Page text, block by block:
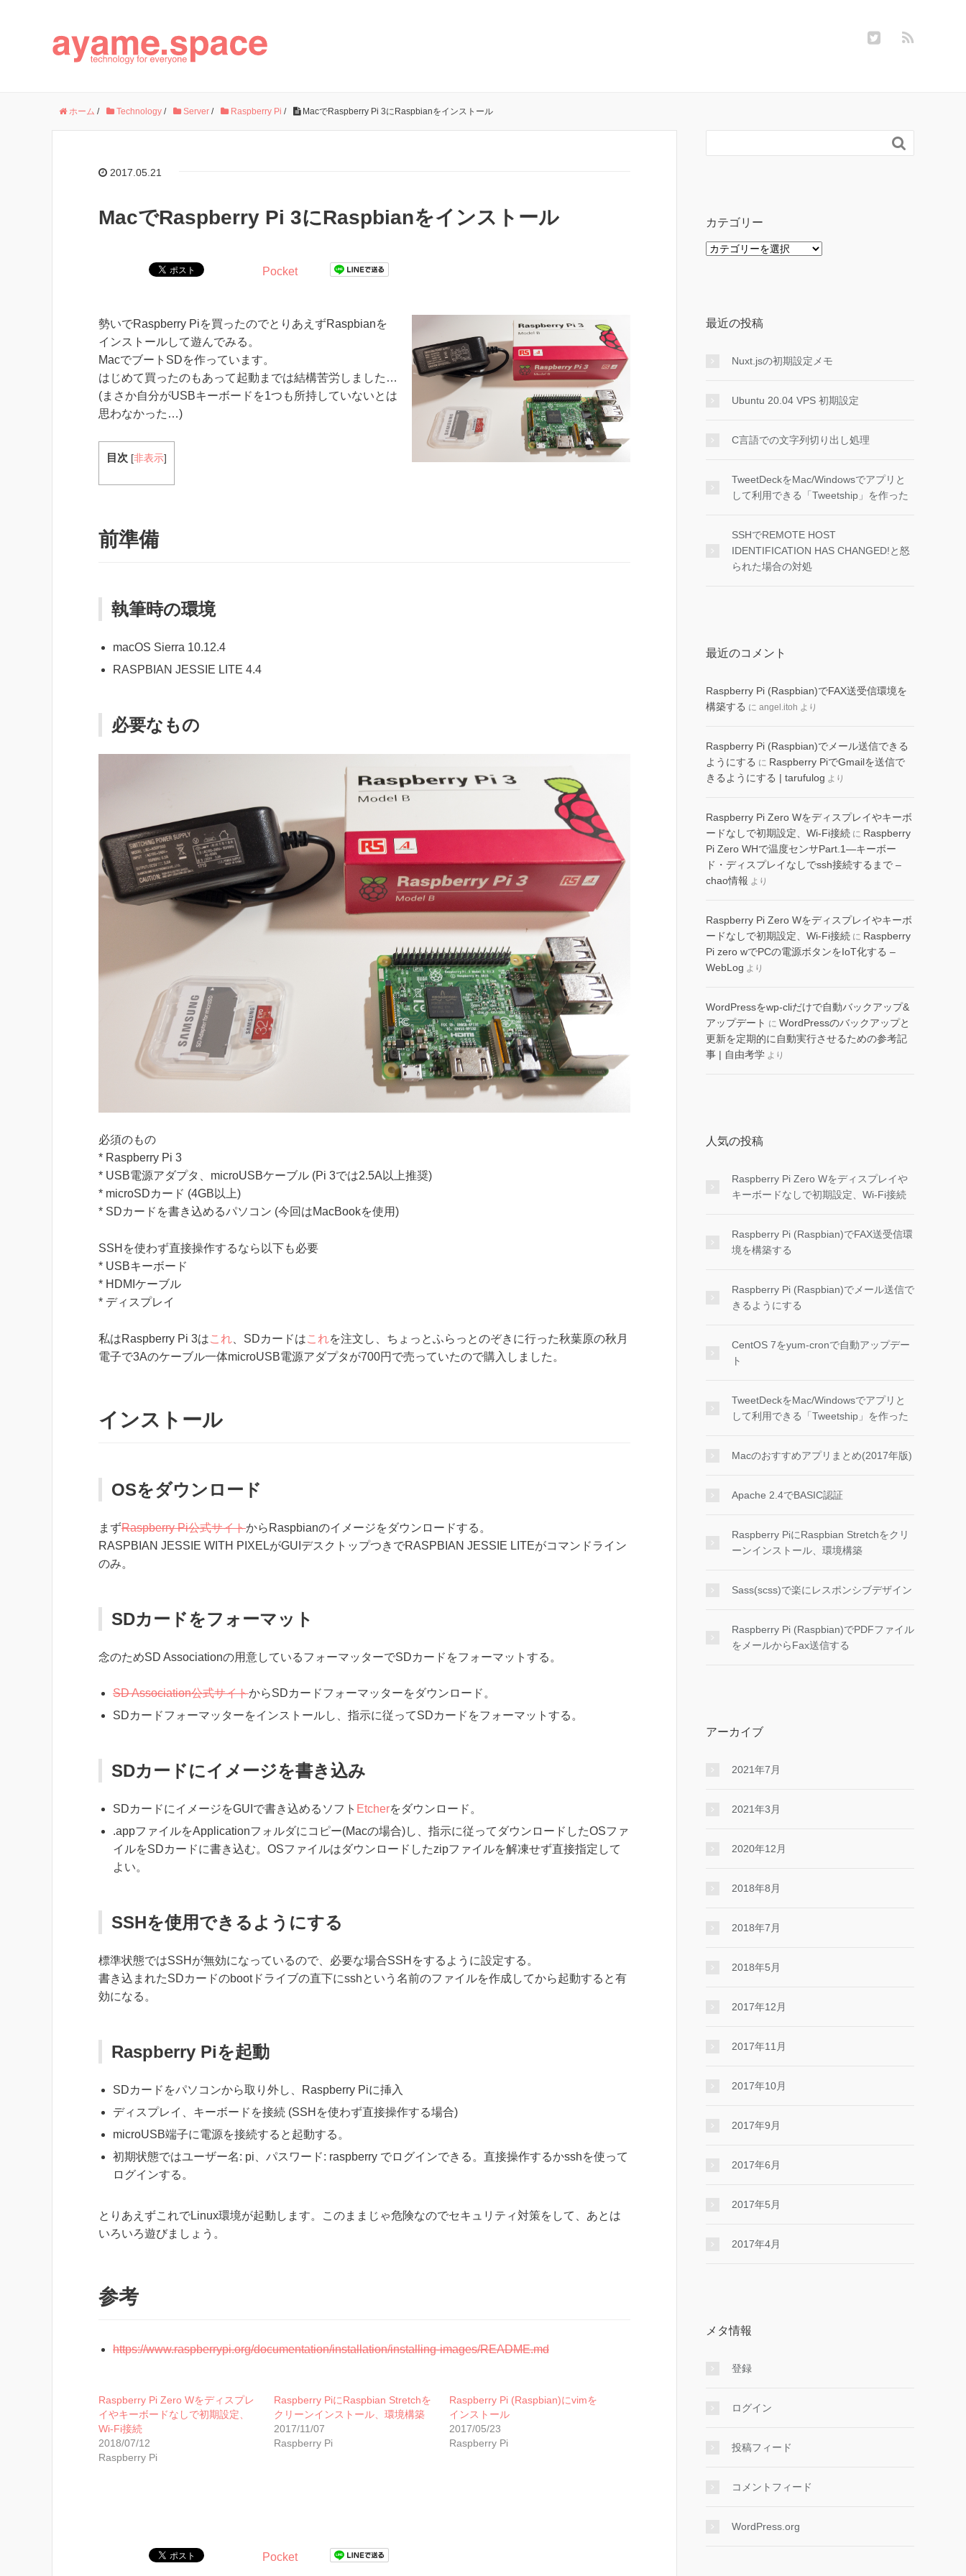
ホーム / Technology / Server / Raspberry Pi / MacでRaspberry Pi 3にRaspbianをインストール
2017.05.21
MacでRaspberry Pi 3にRaspbianをインストール
Pocket
勢いでRaspberry Piを買ったのでとりあえずRaspbianを
インストールして遊んでみる。
MacでブートSDを作っています。
はじめて買ったのもあって起動までは結構苦労しました…
(まさか自分がUSBキーボードを1つも所持していないとは
思わなかった…)
目次 [非表示]
前準備
執筆時の環境
macOS Sierra 10.12.4
RASPBIAN JESSIE LITE 4.4
必要なもの
必須のもの
* Raspberry Pi 3
* USB電源アダプタ、microUSBケーブル (Pi 3では2.5A以上推奨)
* microSDカード (4GB以上)
* SDカードを書き込めるパソコン (今回はMacBookを使用)
SSHを使わず直接操作するなら以下も必要
* USBキーボード
* HDMIケーブル
* ディスプレイ
私はRaspberry Pi 3はこれ 、SDカードはこれを注文し、ちょっとふらっとのぞきに行った秋葉原の秋月
電子で3Aのケーブル一体microUSB電源アダプタが700円で売っていたので購入しました。
インストール
OSをダウンロード
まずRaspberry Pi公式サイトからRaspbianのイメージをダウンロードする。
RASPBIAN JESSIE WITH PIXELがGUIデスクトップつきでRASPBIAN JESSIE LITEがコマンドライン
のみ。
SDカードをフォーマット
念のためSD Associationの用意しているフォーマッターでSDカードをフォーマットする。
SD Association公式サイトからSDカードフォーマッターをダウンロード。
SDカードフォーマッターをインストールし、指示に従ってSDカードをフォーマットする。
SDカードにイメージを書き込み
SDカードにイメージをGUIで書き込めるソフト Etcherをダウンロード。
.appファイルをApplicationフォルダにコピー(Macの場合)し、指示に従ってダウンロードしたOSファ
イルをSDカードに書き込む。OSファイルはダウンロードしたzipファイルを解凍せず直接指定して
よい。
SSHを使用できるようにする
標準状態ではSSHが無効になっているので、必要な場合SSHをするように設定する。
書き込まれたSDカードのbootドライブの直下にsshという名前のファイルを作成してから起動すると有
効になる。
Raspberry Piを起動
SDカードをパソコンから取り外し、Raspberry Piに挿入
ディスプレイ、キーボードを接続 (SSHを使わず直接操作する場合)
microUSB端子に電源を接続すると起動する。
初期状態ではユーザー名: pi、パスワード: raspberry でログインできる。直接操作するかsshを使って
ログインする。
とりあえずこれでLinux環境が起動します。このままじゃ危険なのでセキュリティ対策をして、あとは
いろいろ遊びましょう。
参考
https://www.raspberrypi.org/documentation/installation/installing-images/README.md
Raspberry Pi Zero Wをディスプレ
イやキーボードなしで初期設定、
Wi-Fi接続
2018/07/12
Raspberry Pi
Raspberry PiにRaspbian Stretchを
クリーンインストール、環境構築
2017/11/07
Raspberry Pi
Raspberry Pi (Raspbian)にvimを
インストール
2017/05/23
Raspberry Pi
Pocket

カテゴリー
カ
最近の投稿
Nuxt.jsの初期設定メモ
Ubuntu 20.04 VPS 初期設定
C言語での文字列切り出し処理
TweetDeckをMac/Windowsでアプリと
して利用できる「Tweetship」を作った
SSHでREMOTE HOST
IDENTIFICATION HAS CHANGED!と怒
られた場合の対処
最近のコメント
Raspberry Pi (Raspbian)でFAX送受信環境を
構築する に angel.itoh より
Raspberry Pi (Raspbian)でメール送信できる
ようにする に Raspberry PiでGmailを送信で
きるようにする | tarufulog より
Raspberry Pi Zero Wをディスプレイやキーボ
ードなしで初期設定、Wi-Fi接続 に Raspberry
Pi Zero WHで温度センサPart.1―キーボー
ド・ディスプレイなしでssh接続するまで –
chao情報 より
Raspberry Pi Zero Wをディスプレイやキーボ
ードなしで初期設定、Wi-Fi接続 に Raspberry
Pi zero wでPCの電源ボタンをIoT化する –
WebLog より
WordPressをwp-cliだけで自動バックアップ&
アップデート に WordPressのバックアップと
更新を定期的に自動実行させるための参考記
事 | 自由考学 より
人気の投稿
Raspberry Pi Zero Wをディスプレイや
キーボードなしで初期設定、Wi-Fi接続
Raspberry Pi (Raspbian)でFAX送受信環
境を構築する
Raspberry Pi (Raspbian)でメール送信で
きるようにする
CentOS 7をyum-cronで自動アップデー
ト
TweetDeckをMac/Windowsでアプリと
して利用できる「Tweetship」を作った
Macのおすすめアプリまとめ(2017年版)
Apache 2.4でBASIC認証
Raspberry PiにRaspbian Stretchをクリ
ーンインストール、環境構築
Sass(scss)で楽にレスポンシブデザイン
Raspberry Pi (Raspbian)でPDFファイル
をメールからFax送信する
アーカイブ
2021年7月
2021年3月
2020年12月
2018年8月
2018年7月
2018年5月
2017年12月
2017年11月
2017年10月
2017年9月
2017年6月
2017年5月
2017年4月
メタ情報
登録
ログイン
投稿フィード
コメントフィード
WordPress.org